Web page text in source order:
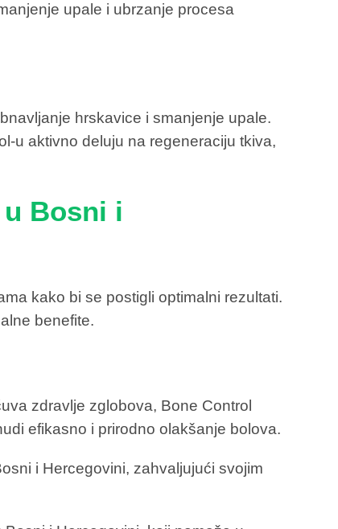
upale i ubrzanje procesa
hrskavice i smanjenje upale.
u aktivno deluju na regeneraciju tkiva,
Bosni i
kako bi se postigli optimalni rezultati.
benefite.
zdravlje zglobova, Bone Control
efikasno i prirodno olakšanje bolova.
i Hercegovini, zahvaljujući svojim